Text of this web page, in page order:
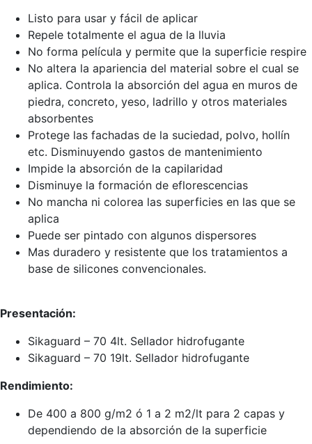
Listo para usar y fácil de aplicar
Repele totalmente el agua de la lluvia
No forma película y permite que la superficie respire
No altera la apariencia del material sobre el cual se
aplica. Controla la absorción del agua en muros de
piedra, concreto, yeso, ladrillo y otros materiales
absorbentes
Protege las fachadas de la suciedad, polvo, hollín
etc. Disminuyendo gastos de mantenimiento
Impide la absorción de la capilaridad
Disminuye la formación de eflorescencias
No mancha ni colorea las superficies en las que se
aplica
Puede ser pintado con algunos dispersores
Mas duradero y resistente que los tratamientos a
base de silicones convencionales.
Presentación:
Sikaguard – 70 4lt. Sellador hidrofugante
Sikaguard – 70 19lt. Sellador hidrofugante
Rendimiento:
De 400 a 800 g/m2 ó 1 a 2 m2/lt para 2 capas y
dependiendo de la absorción de la superficie